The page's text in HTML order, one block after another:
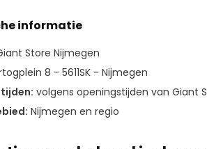
informatie
Store Nijmegen
8 - 5611SK - Nijmegen
volgens openingstijden van Giant
Nijmegen en regio